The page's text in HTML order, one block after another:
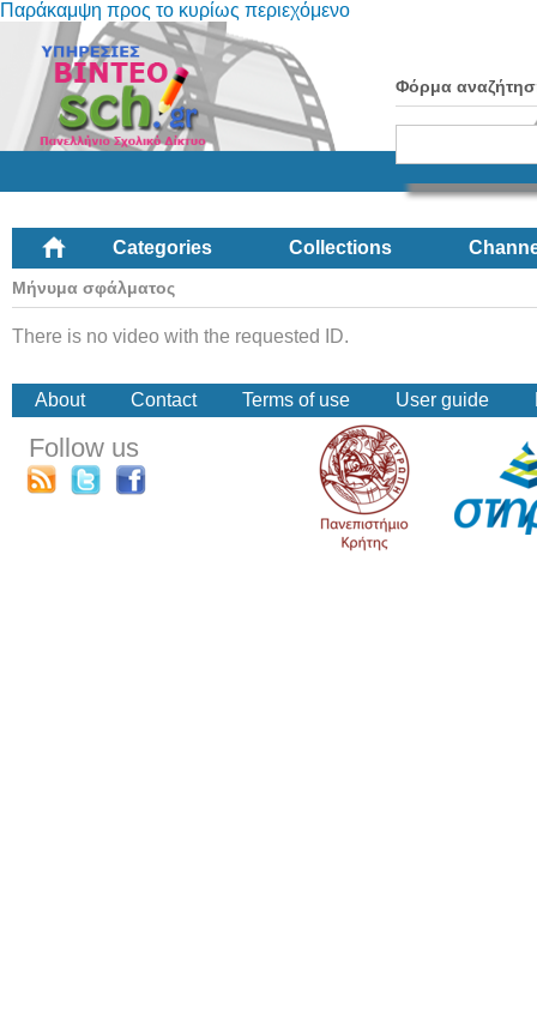
Παράκαμψη προς το κυρίως περιεχόμενο
Φόρμα
Categories Collections
Μήνυμα σφάλματος
There is no video with the requested ID.
About Contact Terms of use User guide
Follow us